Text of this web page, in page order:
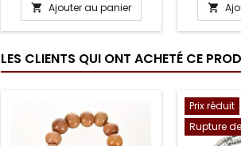
 Ajouter au panier 
LES CLIENTS QUI ONT ACHETÉ CE
Prix réduit
Rupture